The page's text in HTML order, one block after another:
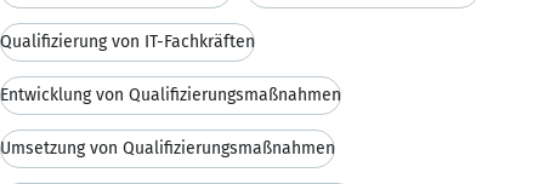
Qualifizierung von IT-Fachkräften
Entwicklung von Qualifizierungsmaßnahmen
Umsetzung von Qualifizierungsmaßnahmen